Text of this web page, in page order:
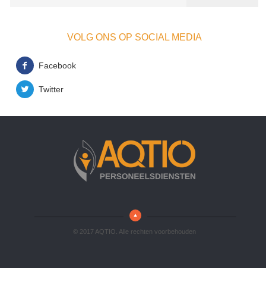
VOLG ONS OP SOCIAL MEDIA
Facebook
Twitter
© 2017 AQTIO. Alle rechten voorbehouden